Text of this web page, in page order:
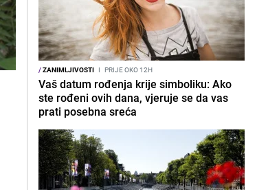
/ZANIMLJIVOSTI I PRIJE OKO 12H
Vaš datum rođenja krije simboliku: Ako
ste rođeni ovih dana, vjeruje se da vas
prati posebna sreća